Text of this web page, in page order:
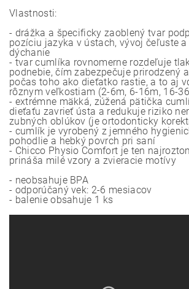
Vlastnosti:
- drážka a špecificky zaoblený tvar
pozíciu jazyka v ústach, vývoj čeľuste a
dýchanie
- tvar cumlíka rovnomerne rozdeľuje
podnebie, čím zabezpečuje prirodzený
počas toho ako dieťatko rastie, a to aj
rôznym veľkostiam (2-6m, 6-16m, 16-
- extrémne mäkká, zúžená pätička
dieťaťu zavrieť ústa a redukuje riziko
zubných oblúkov (je ortodonticky
- cumlík je vyrobený z jemného
pohodlie a hebký povrch pri saní
- Chicco Physio Comfort je ten
prináša milé vzory a zvieracie motívy
- neobsahuje BPA
- odporúčaný vek: 2-6 mesiacov
- balenie obsahuje 1 ks